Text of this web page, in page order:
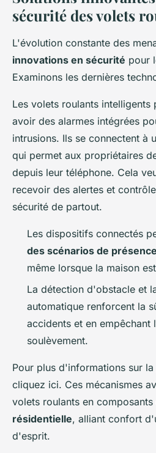
sécurité des volets
L'évolution constante des
innovations en sécurité pour
Examinons les dernières
Les volets roulants intelligents
avoir des alarmes intégrées
intrusions. Ils se connectent à
qui permet aux propriétaires
depuis leur téléphone. Cela
recevoir des alertes et
sécurité de partout.
Les dispositifs connectés
des scénarios de présence
même lorsque la maison
La détection d'obstacle et
automatique renforcent la
accidents et en empêchant
soulèvement.
Pour plus d'informations sur la
cliquez ici. Ces mécanismes
volets roulants en composants
résidentielle, alliant confort
d'esprit.